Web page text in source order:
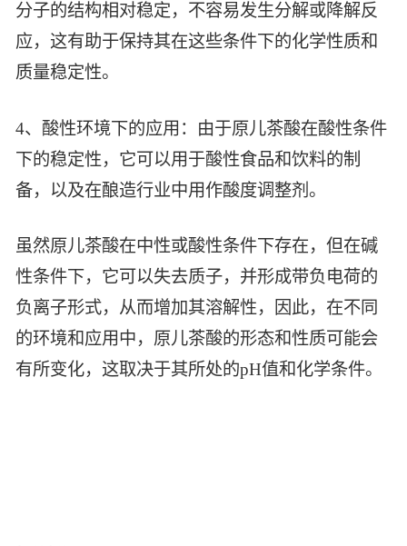
分子的结构相对稳定，不容易发生分解或降解反
应，这有助于保持其在这些条件下的化学性质和
质量稳定性。
4、酸性环境下的应用：由于原儿茶酸在酸性条件
下的稳定性，它可以用于酸性食品和饮料的制
备，以及在酿造行业中用作酸度调整剂。
虽然原儿茶酸在中性或酸性条件下存在，但在碱
性条件下，它可以失去质子，并形成带负电荷的
负离子形式，从而增加其溶解性，因此，在不同
的环境和应用中，原儿茶酸的形态和性质可能会
有所变化，这取决于其所处的pH值和化学条件。